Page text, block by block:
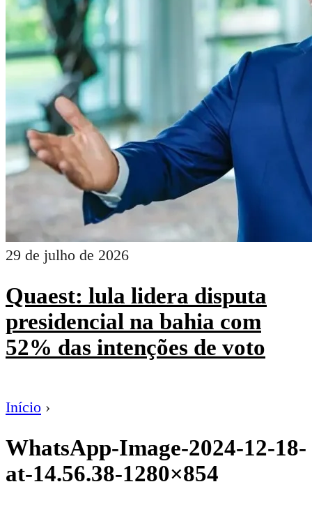
29 de julho de 2026
Quaest: lula lidera disputa
presidencial na bahia com
52% das intenções de voto
Início ›
WhatsApp-Image-2024-12-18-
at-14.56.38-1280×854